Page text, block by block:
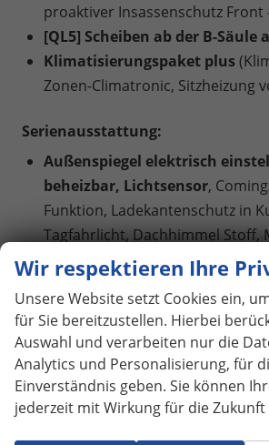
proaktiver Insassenschutz Front
[QL5] Scheiben ab der B-Säule
Klimatisierungspaket plus
Zonen-Climatronic, Sitzheizung
Serienausstattung:
Außenspiegel elektrisch
beheizbar, Lichtsensor,
Funktion, Ladekantenschutz in
Tagfahrlicht, Dachhimmel Stoff,
vorn, Airbag für Fahrer und
Seitenairbag vorn mit Kopfairbag,
Beifahrerairbag-Deaktivierung,
plus
(die Rücksitzlehne ist im
teilbar und vollständig
höhenverstellbar ,Audi
Smartphone-Interface(wireless
Wir respektieren Ihre
Unsere Website setzt Cookies ein,
für Sie bereitzustellen. Hierbei
Auswahl und verarbeiten nur die
Analytics und Personalisierung, für
Einverständnis geben. Sie können
jederzeit mit Wirkung für die